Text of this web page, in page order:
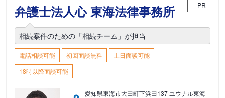
弁護士法人心 東海法律事務所 PR
相続案件のための「相続チーム」が担当
電話相談可能 初回面談無料
土日面談可能
18時以降面談可能
愛知県東海市大田町下浜田137 ユウナル東海